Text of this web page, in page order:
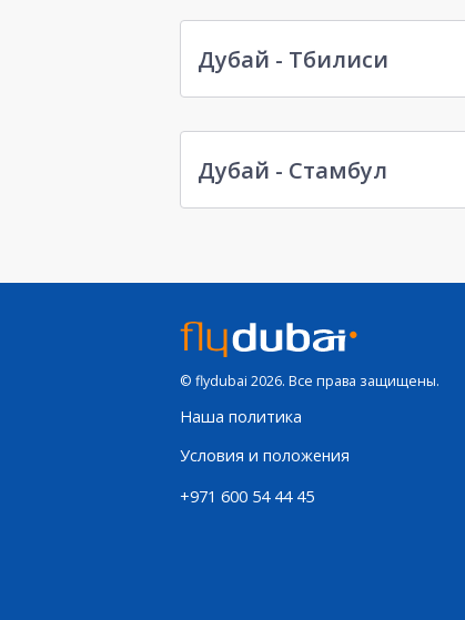
Дубай - Тбилиси
Дубай - Стамбул
© flydubai 2026. Все права защищены.
Наша политика
Условия и положения
+971 600 54 44 45